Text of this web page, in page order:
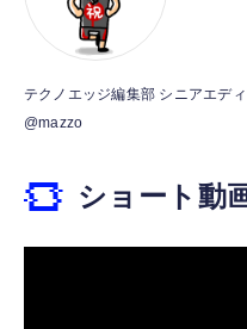
【HIFI音質
￥999
霊界コミュ
ジングベー
テクノエッジ編集部 シニアエデ
@mazzo
ショート動